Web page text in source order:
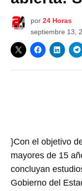
por 24 Horas
septiembre 13,
}Con el objetivo
mayores de 15
concluyan
Gobierno del